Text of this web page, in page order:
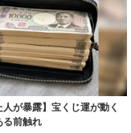
人が暴露】宝くじ運が動く
る前触れ